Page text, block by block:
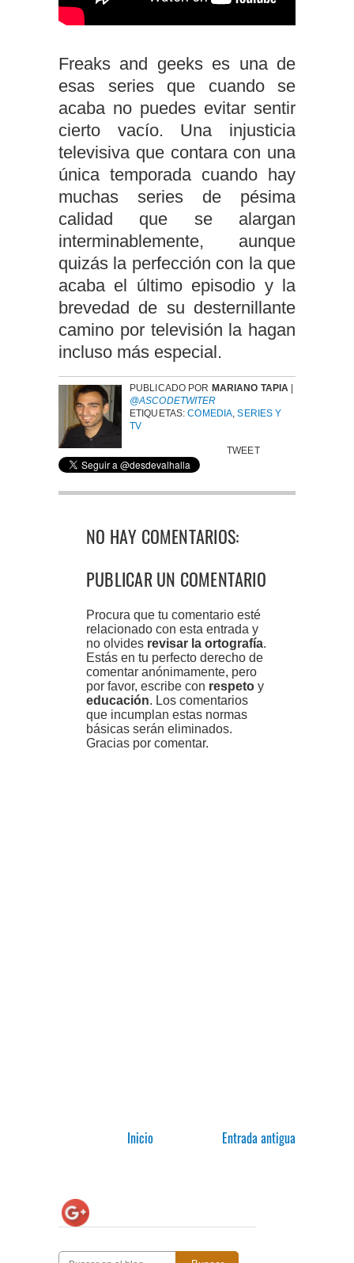
Freaks and geeks es una de
esas series que cuando se
acaba no puedes evitar sentir
cierto vacío. Una injusticia
televisiva que contara con una
única temporada cuando hay
muchas series de pésima
calidad que se alargan
interminablemente, aunque
quizás la perfección con la que
acaba el último episodio y la
brevedad de su desternillante
camino por televisión la hagan
incluso más especial.
PUBLICADO POR MARIANO TAPIA
@ASCODETWITER
ETIQUETAS:COMEDIA,SERIES Y
TV
TWEET
NO HAY COMENTARIOS:
PUBLICAR UN COMENTARIO
Procura que tu comentario esté
relacionado con esta entrada y
no olvides revisar la ortografía.
Estás en tu perfecto derecho de
comentar anónimamente, pero
por favor, escribe con respeto y
educación. Los comentarios
que incumplan estas normas
básicas serán eliminados.
Gracias por comentar.
Entrada antigua
Inicio